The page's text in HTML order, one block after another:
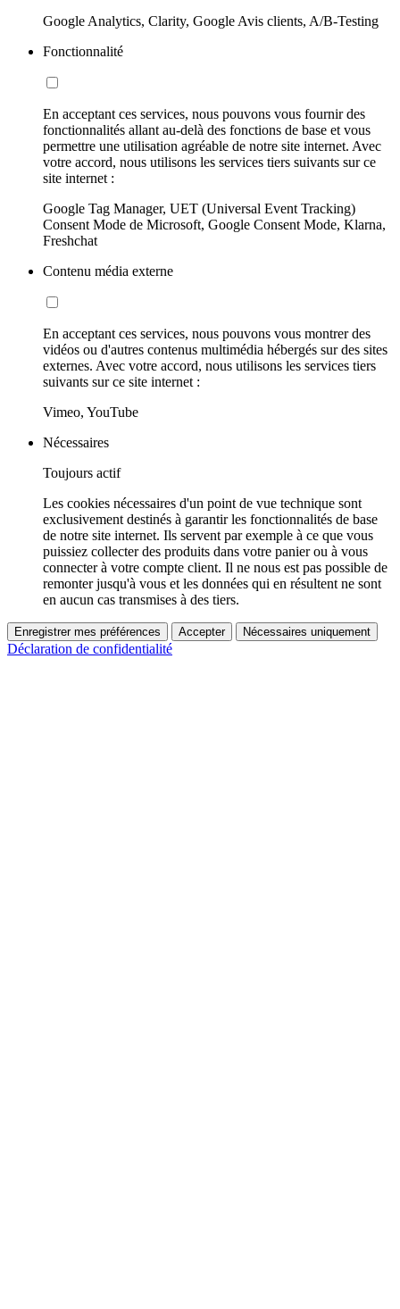
Google Analytics, Clarity, Google Avis clients, A/B-Testing
Fonctionnalité
En acceptant ces services, nous pouvons vous fournir des
fonctionnalités allant au-delà des fonctions de base et vous
permettre une utilisation agréable de notre site internet. Avec
votre accord, nous utilisons les services tiers suivants sur ce
site internet :
Google Tag Manager, UET (Universal Event Tracking)
Consent Mode de Microsoft, Google Consent Mode, Klarna,
Freshchat
Contenu média externe
En acceptant ces services, nous pouvons vous montrer des
vidéos ou d'autres contenus multimédia hébergés sur des sites
externes. Avec votre accord, nous utilisons les services tiers
suivants sur ce site internet :
Vimeo, YouTube
Nécessaires
Toujours actif
Les cookies nécessaires d'un point de vue technique sont
exclusivement destinés à garantir les fonctionnalités de base
de notre site internet. Ils servent par exemple à ce que vous
puissiez collecter des produits dans votre panier ou à vous
connecter à votre compte client. Il ne nous est pas possible de
remonter jusqu'à vous et les données qui en résultent ne sont
en aucun cas transmises à des tiers.
Enregistrer mes préférences Accepter Nécessaires uniquement
Déclaration de confidentialité